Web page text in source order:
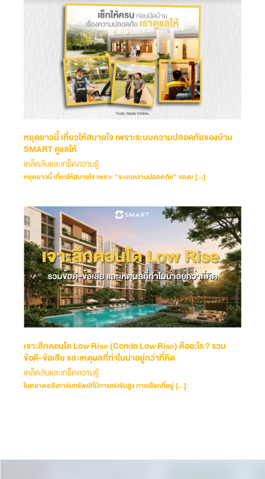
หยุดยาวนี้ เที่ยวให้สบายใจ เพราะระบบความปลอดภัยของบ้าน
SMART ดูแลให้
เคล็ดลับและเกร็ดความรู้
หยุดยาวนี้ เที่ยวให้สบายใจ เพราะ “ระบบความปลอดภัย” ของบ […]
เจาะลึกคอนโด Low Rise (Condo Low Rise) คืออะไร ? รวม
ข้อดี-ข้อเสีย และเหตุผลที่ทำไมน่าอยู่กว่าที่คิด
เคล็ดลับและเกร็ดความรู้
ในตลาดอสังหาริมทรัพย์ที่มีการแข่งขันสูง การเลือกที่อยู่ […]